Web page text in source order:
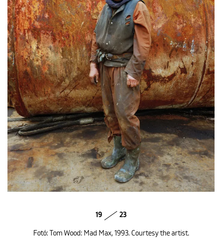
19 23
Fotó: Tom Wood: Mad Max, 1993. Courtesy the artist.